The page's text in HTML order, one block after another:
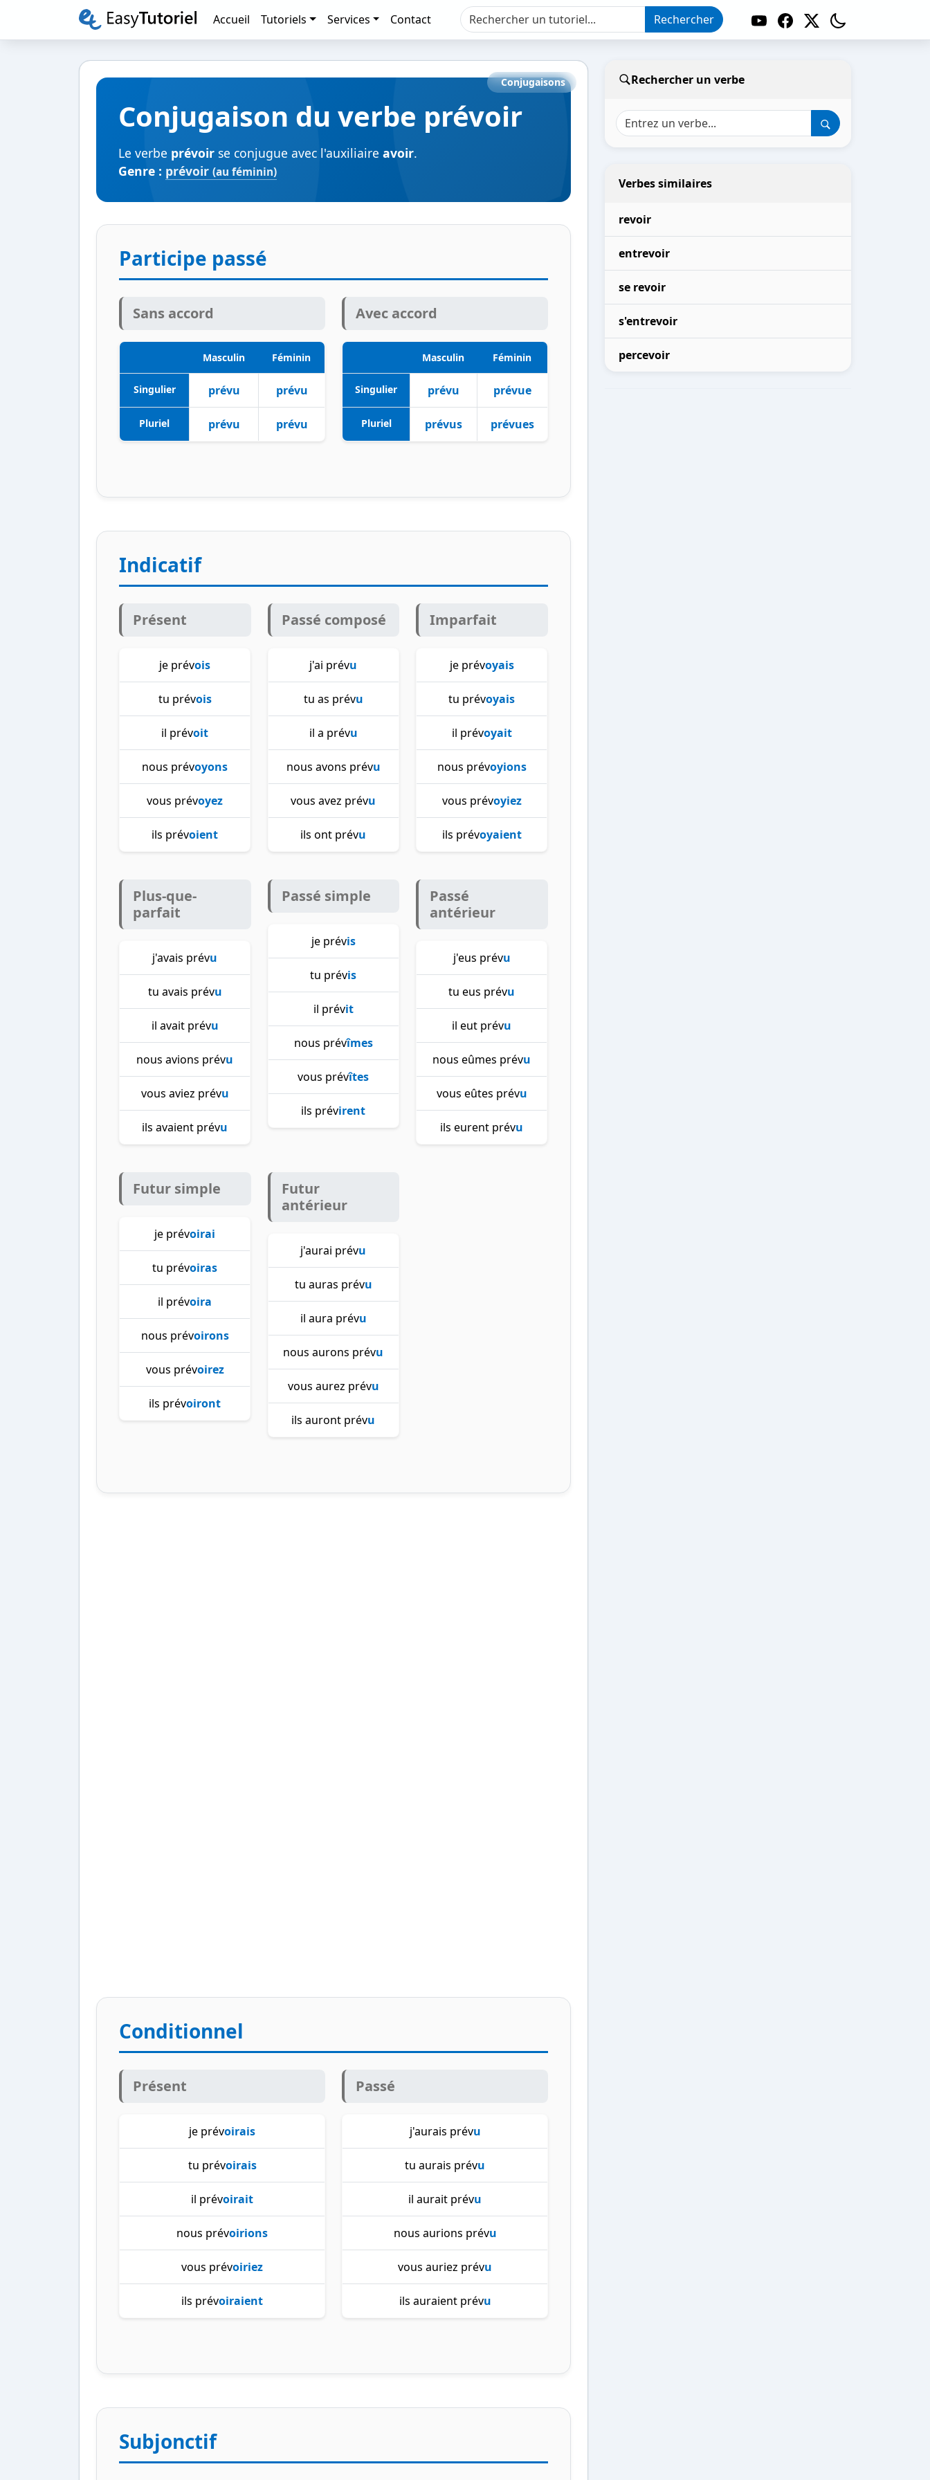
Accueil Tutoriels Services Contact Rechercher
Conjugaisons
Conjugaison du verbe prévoir
Le verbe prévoir se conjugue avec l'auxiliaire avoir.
Genre : prévoir (au féminin)
Participe passé
Sans accord
Masculin Féminin
Singulier prévu prévu
Pluriel prévu prévu
Avec accord
Masculin Féminin
Singulier prévu prévue
Pluriel prévus prévues
Indicatif
Présent
je prévois
tu prévois
il prévoit
nous prévoyons
vous prévoyez
ils prévoient
Passé composé
j'ai prévu
tu as prévu
il a prévu
nous avons prévu
vous avez prévu
ils ont prévu
Imparfait
je prévoyais
tu prévoyais
il prévoyait
nous prévoyions
vous prévoyiez
ils prévoyaient
Plus-que-
parfait
j'avais prévu
tu avais prévu
il avait prévu
nous avions prévu
vous aviez prévu
ils avaient prévu
Passé simple
je prévis
tu prévis
il prévit
nous prévîmes
vous prévîtes
ils prévirent
Passé
antérieur
j'eus prévu
tu eus prévu
il eut prévu
nous eûmes prévu
vous eûtes prévu
ils eurent prévu
Futur simple
je prévoirai
tu prévoiras
il prévoira
nous prévoirons
vous prévoirez
ils prévoiront
Futur
antérieur
j'aurai prévu
tu auras prévu
il aura prévu
nous aurons prévu
vous aurez prévu
ils auront prévu
Conditionnel
Présent
je prévoirais
tu prévoirais
il prévoirait
nous prévoirions
vous prévoiriez
ils prévoiraient
Passé
j'aurais prévu
tu aurais prévu
il aurait prévu
nous aurions prévu
vous auriez prévu
ils auraient prévu
Subjonctif
Rechercher un verbe
Verbes similaires
revoir
entrevoir
se revoir
s'entrevoir
percevoir